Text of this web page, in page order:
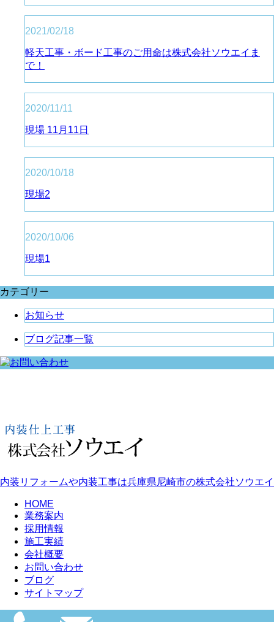
2021/02/18
軽天工事・ボード工事のご用命は株式会社ソウエイま
で！
2020/11/11
現場 11月11日
2020/10/18
現場2
2020/10/06
現場1
カテゴリー
お知らせ
ブログ記事一覧
内装リフォームや内装工事は兵庫県尼崎市の株式会社ソウエイ
HOME
業務案内
採用情報
施工実績
会社概要
お問い合わせ
ブログ
サイトマップ